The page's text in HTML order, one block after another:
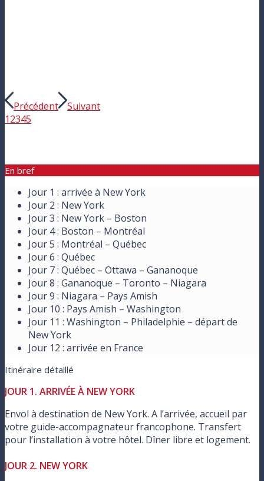
Précédent
Suivant
12345
En bref
Jour 1 : arrivée à New York
Jour 2 : New York
Jour 3 : New York – Boston
Jour 4 : Boston – Montréal
Jour 5 : Montréal – Québec
Jour 6 : Québec
Jour 7 : Québec – Ottawa – Gananoque
Jour 8 : Gananoque – Toronto – Niagara
Jour 9 : Niagara – Pays Amish
Jour 10 : Pays Amish – Washington
Jour 11 : Washington – Philadelphie – départ de
New York
Jour 12 : arrivée en France
Itinéraire détaillé
JOUR 1. ARRIVÉE À NEW YORK
Envol à destination de New York. A l’arrivée, accueil par
votre guide-accompagnateur francophone. Transfert
pour l’installation à votre hôtel. Dîner libre et logement.
JOUR 2. NEW YORK